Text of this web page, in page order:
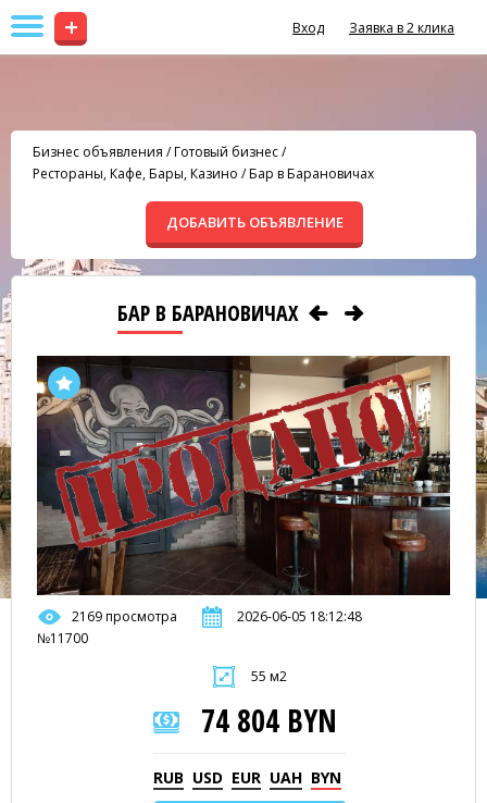
+ Вход Заявка в 2 клика
Бизнес объявления /Готовый бизнес/
Рестораны, Кафе, Бары, Казино /Бар в Барановичах
ДОБАВИТЬ ОБЪЯВЛЕНИЕ
БАР В БАРАНОВИЧАХ
2169 просмотра
2026-06-05 18:12:48
№11700
55 м2
74 804 BYN
RUB USD EUR UAH BYN